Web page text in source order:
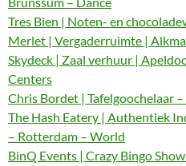
Tres Bien | Noten- en
Merlet | Vergaderruimte |
Skydeck | Zaal verhuur |
Centers
Chris Bordet | Tafelgoochelaar
The Hash Eatery | Authentiek
– Rotterdam – World
BinQ Events | Crazy Bingo